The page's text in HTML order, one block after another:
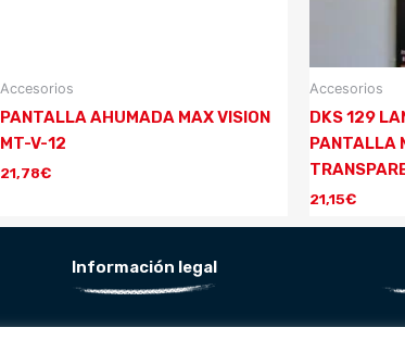
Accesorios
PANTALLA AHUMADA MAX VISION
MT-V-12
21,78€
Accesorios
DKS 129
PANTALLA
21,15€
Información legal